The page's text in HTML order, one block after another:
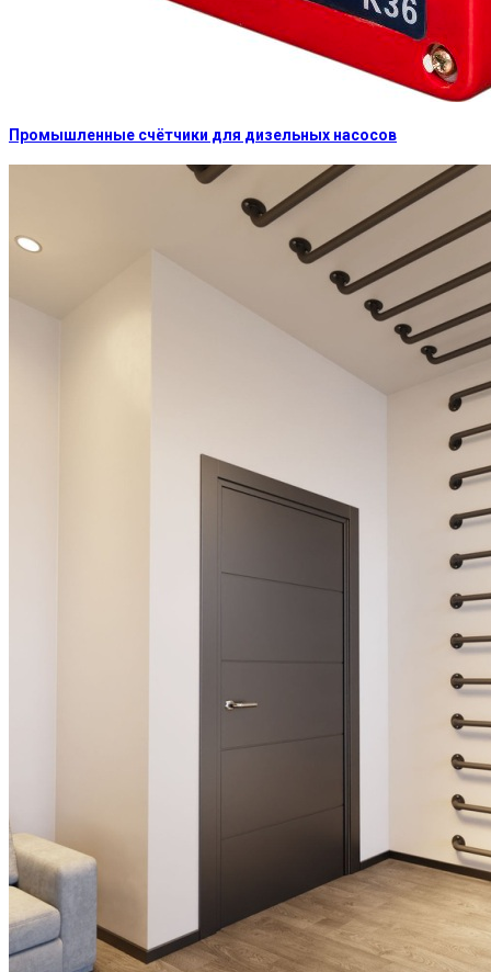
Промышленные счётчики для дизельных насосов